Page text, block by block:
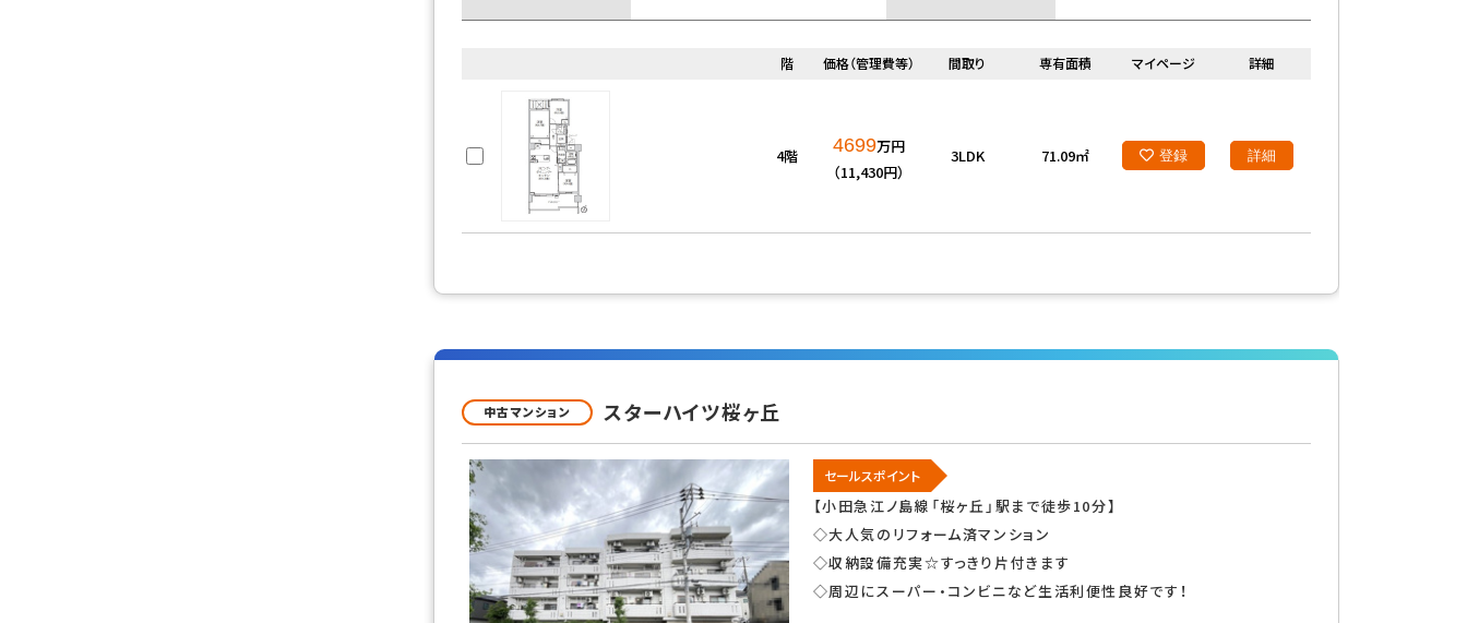
階 価格（管理費等） 間取り 専有面積 マイページ 詳細
4階 4699万円
（11,430円）
3LDK 71.09㎡ 登録 詳細
中古マンション スターハイツ桜ヶ丘
セールスポイント
【小田急江ノ島線「桜ヶ丘」駅まで徒歩10分】
◇大人気のリフォーム済マンション
◇収納設備充実☆すっきり片付きます
◇周辺にスーパー・コンビニなど生活利便性良好です！